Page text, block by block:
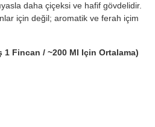
daha çiçeksi ve hafif gövdelidir.
için değil; aromatik ve ferah içim
1 Fincan / ~200 Ml Için Ortalama)